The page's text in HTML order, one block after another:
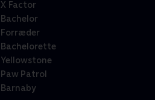
X Factor
Bachelor
Forræder
Bachelorette
Yellowstone
Paw Patrol
Barnaby